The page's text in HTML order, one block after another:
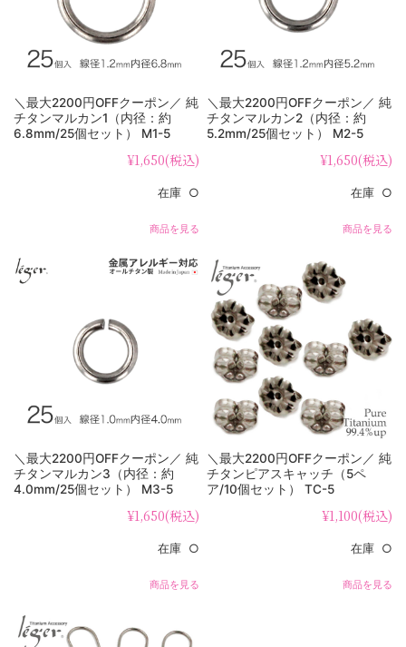
＼最大2200円OFFクーポン／ 純
チタンマルカン1（内径：約
6.8mm/25個セット） M1-5
¥1,650(税込)
在庫 ○
商品を見る
＼最大2200円OFFクーポン／ 純
チタンマルカン2（内径：約
5.2mm/25個セット） M2-5
¥1,650(税込)
在庫 ○
商品を見る
＼最大2200円OFFクーポン／ 純
チタンマルカン3（内径：約
4.0mm/25個セット） M3-5
¥1,650(税込)
在庫 ○
商品を見る
＼最大2200円OFFクーポン／ 純
チタンピアスキャッチ（5ペ
ア/10個セット） TC-5
¥1,100(税込)
在庫 ○
商品を見る